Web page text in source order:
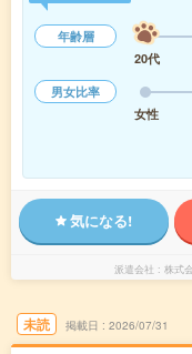
年齢層
20代
男女比率
女性
気になる!
派遣会社 株式
未読 掲載日 2026/07/31